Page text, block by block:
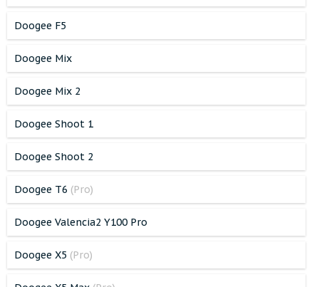
Doogee F5
Doogee Mix
Doogee Mix 2
Doogee Shoot 1
Doogee Shoot 2
Doogee T6 (Pro)
Doogee Valencia2 Y100 Pro
Doogee X5 (Pro)